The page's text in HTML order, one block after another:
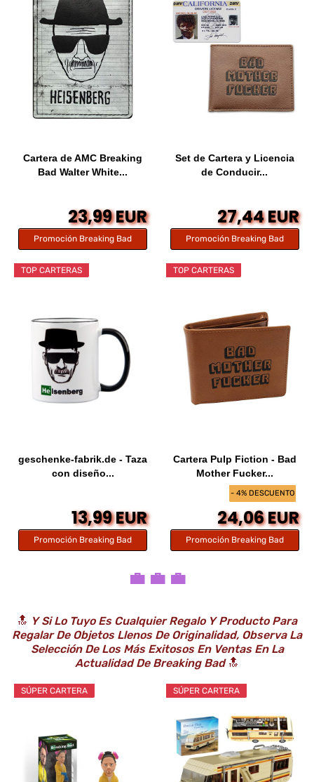
Cartera de AMC Breaking
Bad Walter White...
23,99 EUR
Promoción Breaking Bad
Set de Cartera y Licencia
de Conducir...
27,44 EUR
Promoción Breaking Bad
TOP CARTERAS
geschenke-fabrik.de - Taza
con diseño...
13,99 EUR
Promoción Breaking Bad
- 4% DESCUENTO
TOP CARTERAS
Cartera Pulp Fiction - Bad
Mother Fucker...
24,06 EUR
Promoción Breaking Bad
💼 💼 💼
🔝 Y Si Lo Tuyo Es Cualquier Regalo Y Producto Para
Regalar De Objetos Llenos De Originalidad, Observa La
Selección De Los Más Exitosos En Ventas En La
Actualidad De Breaking Bad🔝
SÚPER CARTERA SÚPER CARTERA